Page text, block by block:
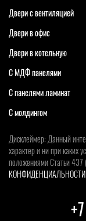
Двери с вентиляцией
Двери в офис
Двери в котельную
С МДФ панелями
С панелями ламинат
С молдингом
Дисклеймер: Данный
характер и ни при каких
положениями Статьи
КОНФИДЕНЦИАЛЬНОСТИ